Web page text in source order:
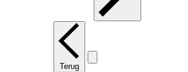
Terug